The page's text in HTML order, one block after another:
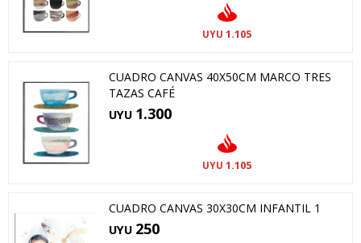
UYU 1.105
CUADRO CANVAS 40X50CM MARCO TRES
TAZAS CAFÉ
UYU 1.300
UYU 1.105
CUADRO CANVAS 30X30CM INFANTIL 1
UYU 250